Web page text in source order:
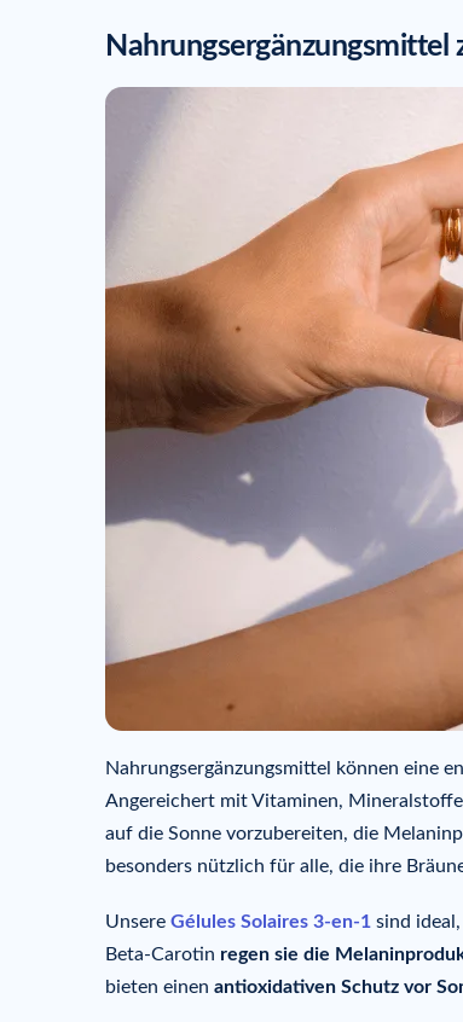
Nahrungsergänzungsmittel
Nahrungsergänzungsmittel können eine
Angereichert mit Vitaminen,
auf die Sonne vorzubereiten, die
besonders nützlich für alle, die ihre
Unsere Gélules Solaires 3-en-1 sind
Beta-Carotin regen sie die
bieten einen antioxidativen Schutz vor